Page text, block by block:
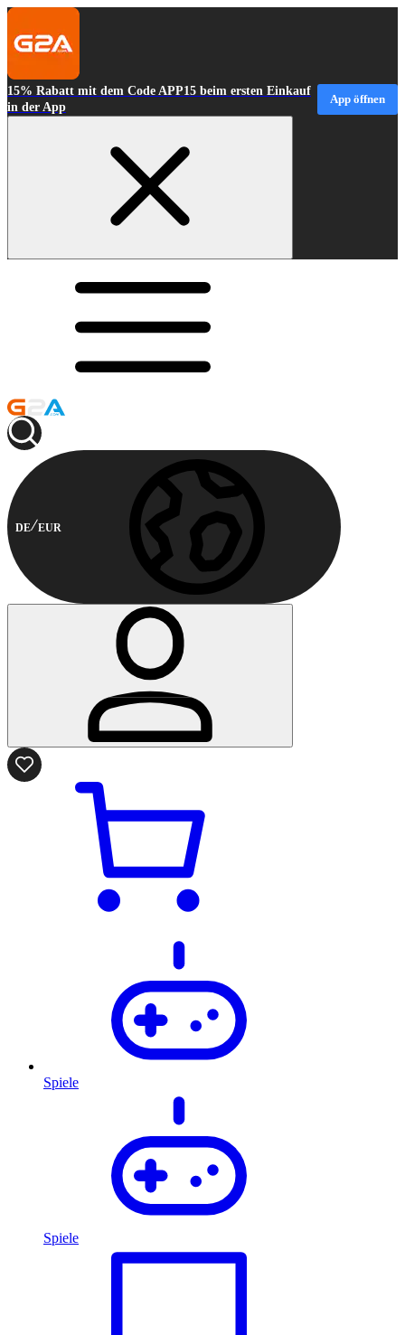
15% Rabatt mit dem Code APP15 beim ersten Einkauf
in der App
App öffnen
DE EUR
Spiele
Spiele